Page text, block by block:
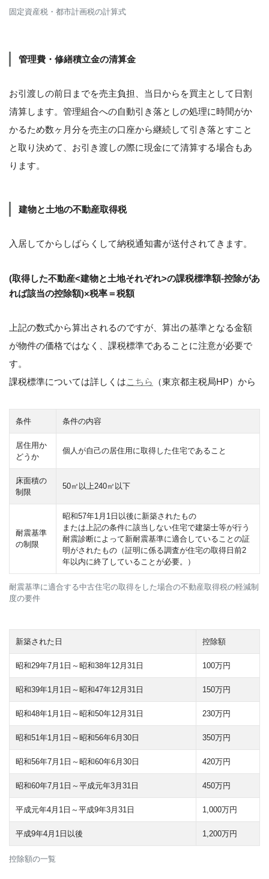
固定資産税・都市計画税の計算式
管理費・修繕積立金の清算金
お引渡しの前日までを売主負担、当日からを買主として日割
清算します。管理組合への自動引き落としの処理に時間がか
かるため数ヶ月分を売主の口座から継続して引き落とすこと
と取り決めて、お引き渡しの際に現金にて清算する場合もあ
ります。
建物と土地の不動産取得税
入居してからしばらくして納税通知書が送付されてきます。
(取得した不動産<建物と土地それぞれ>の課税標準額-控除があ
れば該当の控除額)×税率＝税額
上記の数式から算出されるのですが、算出の基準となる金額
が物件の価格ではなく、課税標準であることに注意が必要で
す。
課税標準については詳しくはこちら （東京都主税局HP）から
耐震基準に適合する中古住宅の取得をした場合の不動産取得税の軽減制
度の要件
条件 条件の内容
居住用か
どうか
個人が自己の居住用に取得した住宅であること
床面積の
制限
50㎡以上240㎡以下
耐震基準
の制限
昭和57年1月1日以後に新築されたもの
または上記の条件に該当しない住宅で建築士等が行う
耐震診断によって新耐震基準に適合していることの証
明がされたもの（証明に係る調査が住宅の取得日前2
年以内に終了していることが必要。）
控除額の一覧
新築された日 控除額
昭和29年7月1日～昭和38年12月31日 100万円
昭和39年1月1日～昭和47年12月31日 150万円
昭和48年1月1日～昭和50年12月31日 230万円
昭和51年1月1日～昭和56年6月30日 350万円
昭和56年7月1日～昭和60年6月30日 420万円
昭和60年7月1日～平成元年3月31日 450万円
平成元年4月1日～平成9年3月31日 1,000万円
平成9年4月1日以後 1,200万円